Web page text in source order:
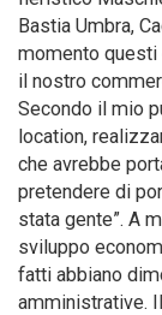
Bastia Umbra,
momento questi
il nostro
Secondo il mio
location,
che avrebbe
pretendere di
stata gente”. A
sviluppo
fatti abbiano
amministrative.